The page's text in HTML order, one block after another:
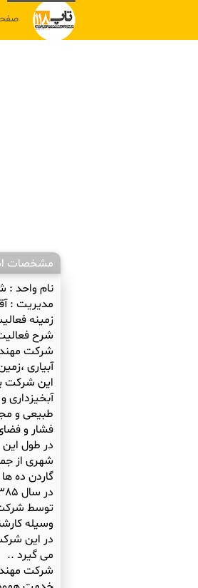
مشخصات
نام واحد :
مدیریت :
زمینه
شرح
این شرکت
آبخیزداری
طبیعی و
شهری از
در این
شرکت